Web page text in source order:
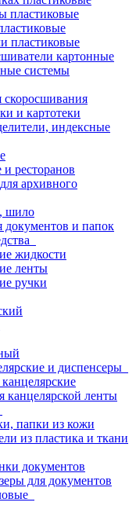
пластиковые
пластиковые
картонные
системы
и картотеки
индексные
ресторанов
архивного
шило
документов и папок
жидкости
ленты
ручки
и диспенсеры
канцелярской ленты
папки из кожи
из пластика и ткани
документов
для документов